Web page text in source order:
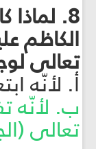
8.
الكاظم
تعالى
أ. لأنّه
ب. لأنّه
تعالى